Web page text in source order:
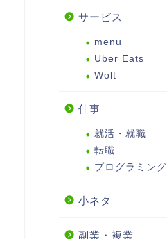
サービス
menu
Uber Eats
Wolt
仕事
就活・就職
転職
プログラミング
小ネタ
副業・複業